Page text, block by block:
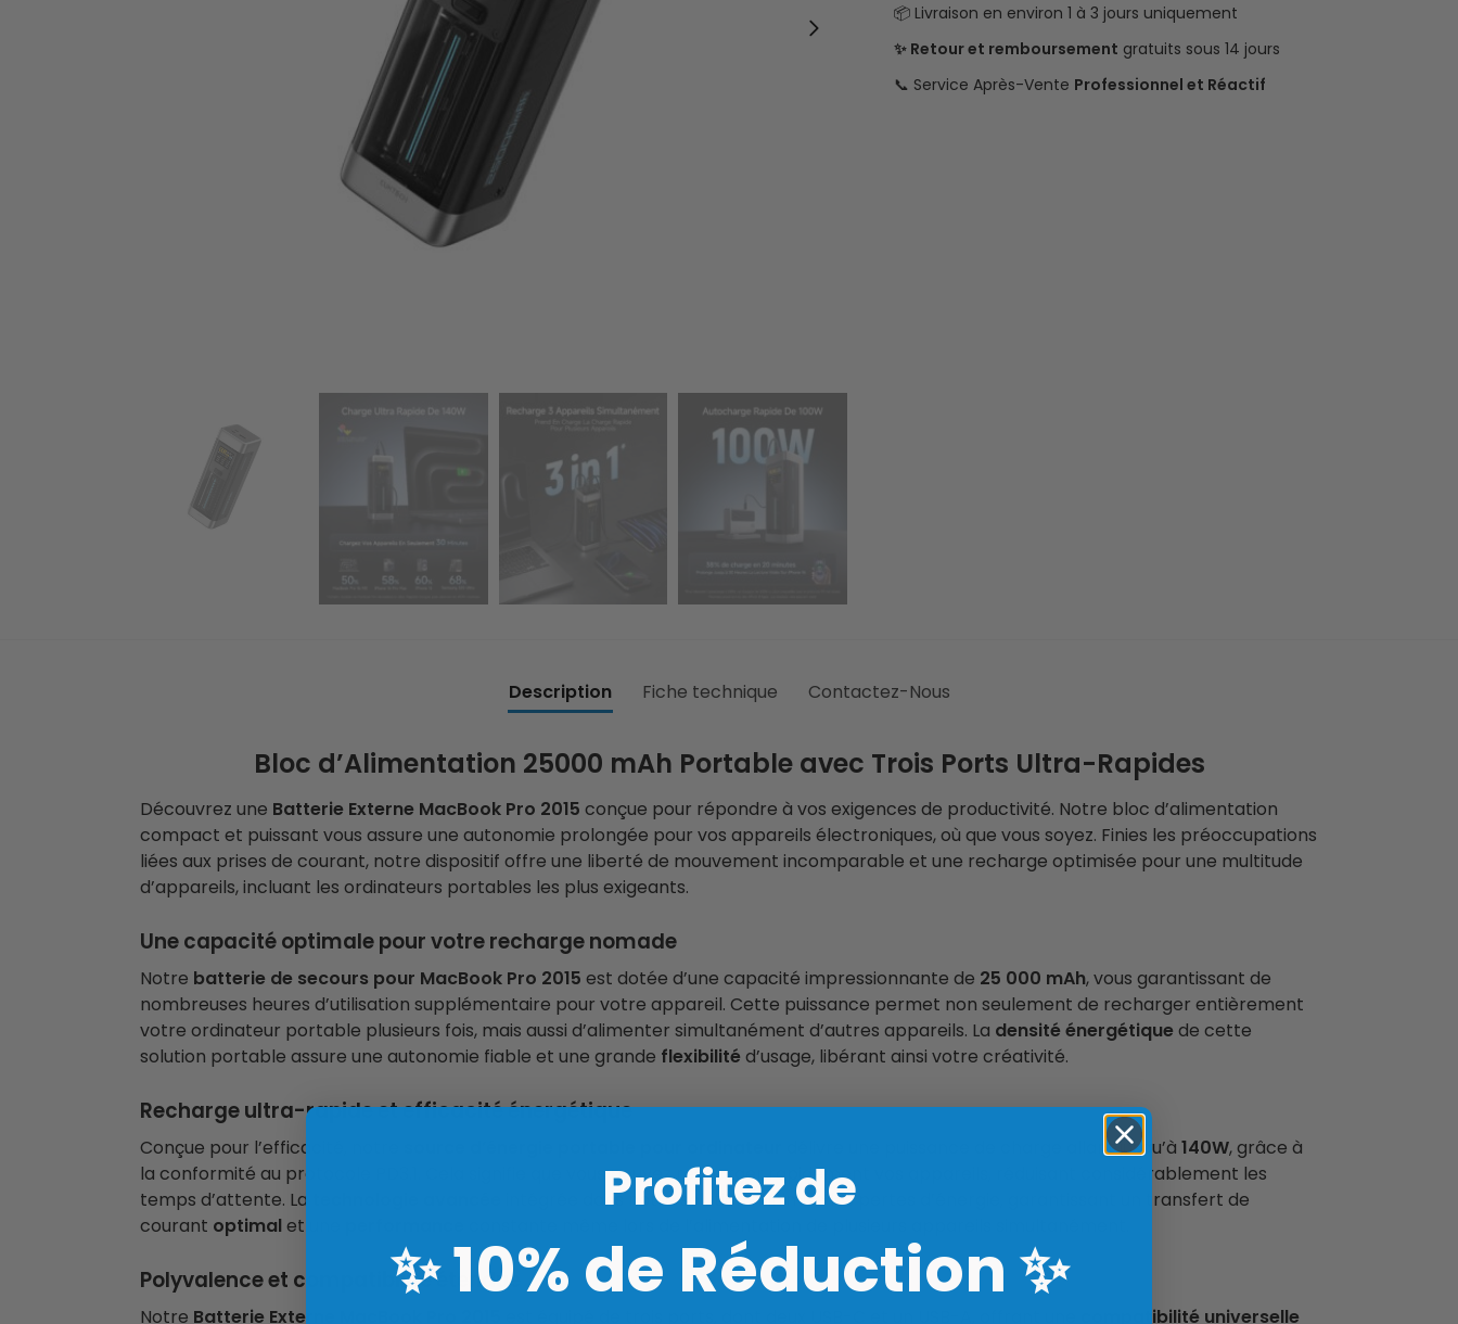
📦 Livraison en environ 1 à 3 jours uniquement
✨ Retour et remboursement gratuits sous 14 jours
📞 Service Après-Vente Professionnel et Réactif
Description Fiche technique Contactez-Nous
Bloc d’Alimentation 25000 mAh Portable avec Trois Ports Ultra-Rapides
Découvrez une Batterie Externe MacBook Pro 2015 conçue pour répondre à vos exigences de productivité. Notre bloc d’alimentation
compact et puissant vous assure une autonomie prolongée pour vos appareils électroniques, où que vous soyez. Finies les préoccupations
liées aux prises de courant, notre dispositif offre une liberté de mouvement incomparable et une recharge optimisée pour une multitude
d’appareils, incluant les ordinateurs portables les plus exigeants.
Une capacité optimale pour votre recharge nomade
Notre batterie de secours pour MacBook Pro 2015 est dotée d’une capacité impressionnante de 25 000 mAh, vous garantissant de
nombreuses heures d’utilisation supplémentaire pour votre appareil. Cette puissance permet non seulement de recharger entièrement
votre ordinateur portable plusieurs fois, mais aussi d’alimenter simultanément d’autres appareils. La densité énergétique de cette
solution portable assure une autonomie fiable et une grande flexibilité d’usage, libérant ainsi votre créativité.
Recharge ultra-rapide et efficacité énergétique
Conçue pour l’efficacité, notre délivre une puissance de charge allant jusqu’à 140W, grâce à
la conformité au protocole PD3.1. Cela signifie que vous pouvez recharger rapidement vos appareils, réduisant considérablement les
temps d’attente. La
intégrée dans notre solution minimise les pertes d’énergie, garantissant un transfert de
courant optimalet une
Polyvalence et compatibilité étendue
Notre Batterie Externe MacBook Pro 2015
compatibilité universelle
Profitez de
✨10% de Réduction✨